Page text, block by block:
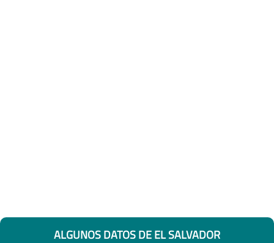
ALGUNOS DATOS DE EL SALVADOR